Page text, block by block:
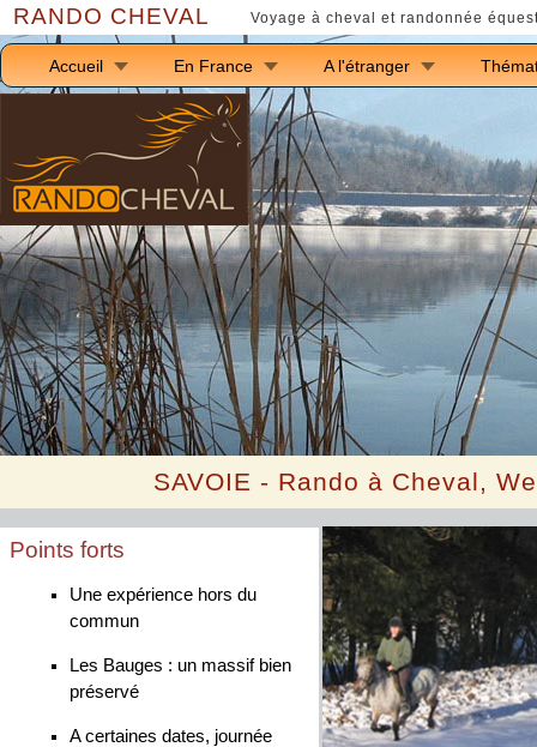
RANDO CHEVAL Voyage à cheval et randonnée
Accueil En France A l'étranger
SAVOIE - Rando à Cheval,
Points forts
Une expérience hors du
commun
Les Bauges : un massif bien
préservé
A certaines dates, journée